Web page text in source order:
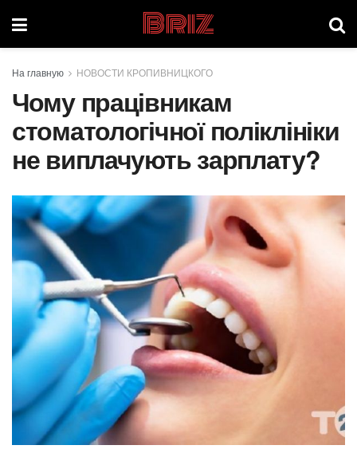
Briz
На главную НОВОСТИ КРОПИВНИЦКОГО
Чому працівникам
стоматологічної поліклініки
не виплачують зарплату?